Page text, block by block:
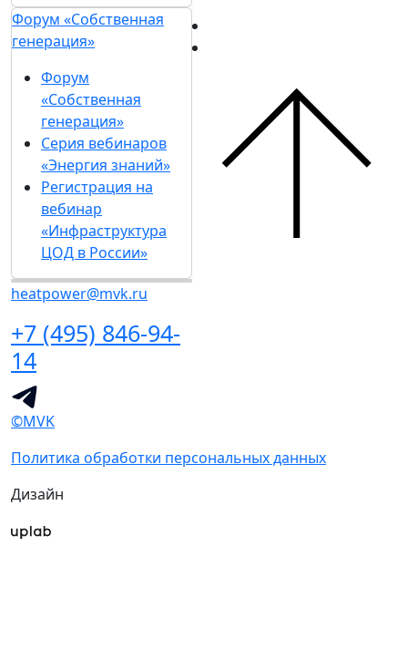
Форум «Собственная
генерация»
Форум
«Собственная
генерация»
Серия вебинаров
«Энергия знаний»
Регистрация на
вебинар
«Инфраструктура
ЦОД в России»
heatpower@mvk.ru
+7 (495) 846-94-
14
©MVK
Политика обработки персональных данных
Дизайн